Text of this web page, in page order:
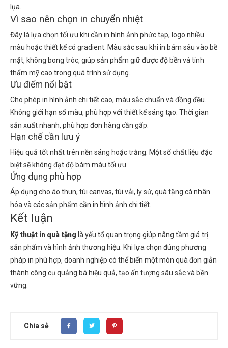
lụa.
Vì sao nên chọn in chuyển nhiệt
Đây là lựa chọn tối ưu khi cần in hình ảnh phức tạp, logo nhiều
màu hoặc thiết kế có gradient. Màu sắc sau khi in bám sâu vào bề
mặt, không bong tróc, giúp sản phẩm giữ được độ bền và tính
thẩm mỹ cao trong quá trình sử dụng.
Ưu điểm nổi bật
Cho phép in hình ảnh chi tiết cao, màu sắc chuẩn và đồng đều.
Không giới hạn số màu, phù hợp với thiết kế sáng tạo. Thời gian
sản xuất nhanh, phù hợp đơn hàng cần gấp.
Hạn chế cần lưu ý
Hiệu quả tốt nhất trên nền sáng hoặc trắng. Một số chất liệu đặc
biệt sẽ không đạt độ bám màu tối ưu.
Ứng dụng phù hợp
Áp dụng cho áo thun, túi canvas, túi vải, ly sứ, quà tặng cá nhân
hóa và các sản phẩm cần in hình ảnh chi tiết.
Kết luận
Kỹ thuật in quà tặng là yếu tố quan trọng giúp nâng tầm giá trị
sản phẩm và hình ảnh thương hiệu. Khi lựa chọn đúng phương
pháp in phù hợp, doanh nghiệp có thể biến một món quà đơn giản
thành công cụ quảng bá hiệu quả, tạo ấn tượng sâu sắc và bền
vững.
Chia sẻ